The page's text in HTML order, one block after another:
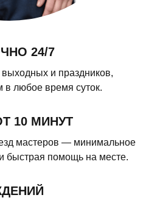
24/7
и праздников,
в любое время суток.
10 МИНУТ
мастеров — минимальное
быстрая помощь на месте.